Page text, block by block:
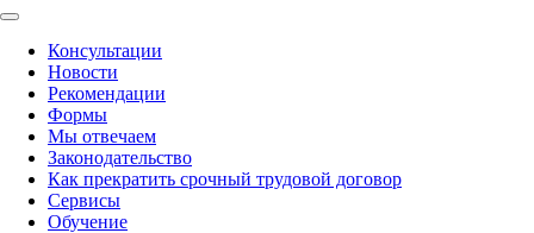
Консультации
Новости
Рекомендации
Формы
Мы отвечаем
Законодательство
Как прекратить срочный трудовой договор
Сервисы
Обучение